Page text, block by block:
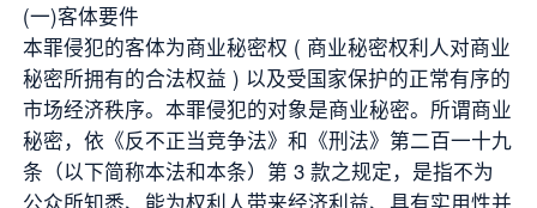
(一)客体要件
本罪侵犯的客体为商业秘密权 ( 商业秘密权利人对商业
秘密所拥有的合法权益 ) 以及受国家保护的正常有序的
市场经济秩序。本罪侵犯的对象是商业秘密。所谓商业
秘密，依《反不正当竞争法》和《刑法》第二百一十九
条（以下简称本法和本条）第 3 款之规定，是指不为